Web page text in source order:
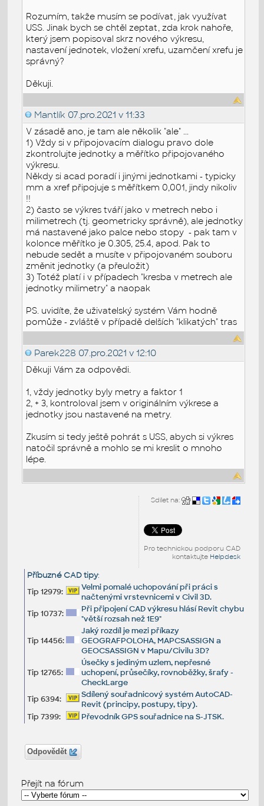
Rozumím, takže musím se podívat, jak využívat
USS. Jinak bych se chtěl zeptat, zda krok nahoře,
který jsem popisoval skrz nového výkresu,
nastavení jednotek, vložení xrefu, uzamčení xrefu je
správný?
Děkuji.
Mantlík 07.pro.2021 v 11:33
V zásadě ano, je tam ale několik "ale" ...
1) Vždy si v připojovacím dialogu pravo dole
zkontrolujte jednotky a měřítko připojovaného
výkresu.
Někdy si acad poradí i jinými jednotkami - typicky
mm a xref připojuje s měřítkem 0,001, jindy nikoliv
!!
2) často se výkres tváří jako v metrech nebo i
milimetrech (tj. geometricky správně), ale jednotky
má nastavené jako palce nebo stopy - pak tam v
kolonce měřítko je 0.305, 25.4, apod. Pak to
nebude sedět a musíte v připojovaném souboru
změnit jednotky (a přeuložit)
3) Totéž platí i v případech "kresba v metrech ale
jednotky milimetry" a naopak
PS. uvidíte, že uživatelský systém Vám hodně
pomůže - zvláště v případě delších "klikatých" tras
Parek228 07.pro.2021 v 12:10
Děkuji Vám za odpovědi.
1, vždy jednotky byly metry a faktor 1
2, + 3, kontroloval jsem v originálním výkrese a
jednotky jsou nastavené na metry.
Zkusím si tedy ještě pohrát s USS, abych si výkres
natočil správně a mohlo se mi kreslit o mnoho
lépe.
Sdílet na:
Pro technickou podporu CAD
kontaktujte Helpdesk
Příbuzné CAD tipy:
Tip 12979:
Velmi pomalé uchopování při práci s
načtenými vrstevnicemi v Civil 3D.
Tip 10737:
Při připojení CAD výkresu hlásí Revit chybu
"větší rozsah než 1E9"
Tip 14456:
Jaký rozdíl je mezi příkazy
GEOGRAFPOLOHA, MAPCSASSIGN a
GEOCSASSIGN v Mapu/Civilu 3D?
Tip 12765:
Úsečky s jediným uzlem, nepřesné
uchopení, průsečíky, rovnoběžky, šrafy -
CheckLarge
Tip 6394:
Sdílený souřadnicový systém AutoCAD-
Revit (principy, postupy, tipy).
Tip 7399:
Převodník GPS souřadnice na S-JTSK.
Odpovědět
Přejít na fórum